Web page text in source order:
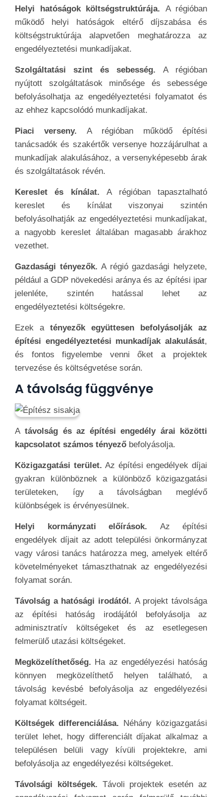
Helyi hatóságok költségstruktúrája. A régióban
működő helyi hatóságok eltérő díjszabása és
költségstruktúrája alapvetően meghatározza az
engedélyeztetési munkadíjakat.
Szolgáltatási szint és sebesség. A régióban
nyújtott szolgáltatások minősége és sebessége
befolyásolhatja az engedélyeztetési folyamatot és
az ehhez kapcsolódó munkadíjakat.
Piaci verseny. A régióban működő építési
tanácsadók és szakértők versenye hozzájárulhat a
munkadíjak alakulásához, a versenyképesebb árak
és szolgáltatások révén.
Kereslet és kínálat.A régióban tapasztalható
kereslet és kínálat viszonyai szintén
befolyásolhatják az engedélyeztetési munkadíjakat,
a nagyobb kereslet általában magasabb árakhoz
vezethet.
Gazdasági tényezők.A régió gazdasági helyzete,
például a GDP növekedési aránya és az építési ipar
jelenléte, szintén hatással lehet az
engedélyeztetési költségekre.
Ezek a tényezők együttesen befolyásolják az
építési engedélyeztetési munkadíjak alakulását,
és fontos figyelembe venni őket a projektek
tervezése és költségvetése során.
A távolság függvénye
A távolság és az építési engedély árai közötti
kapcsolatot számos tényező befolyásolja.
Közigazgatási terület.Az építési engedélyek díjai
gyakran különböznek a különböző közigazgatási
területeken, így a távolságban meglévő
különbségek is érvényesülnek.
Helyi kormányzati előírások. Az építési
engedélyek díjait az adott települési önkormányzat
vagy városi tanács határozza meg, amelyek eltérő
követelményeket támaszthatnak az engedélyezési
folyamat során.
Távolság a hatósági irodától. A projekt távolsága
az építési hatóság irodájától befolyásolja az
adminisztratív költségeket és az esetlegesen
felmerülő utazási költségeket.
Megközelíthetőség. Ha az engedélyezési hatóság
könnyen megközelíthető helyen található, a
távolság kevésbé befolyásolja az engedélyezési
folyamat költségeit.
Költségek differenciálása. Néhány közigazgatási
terület lehet, hogy differenciált díjakat alkalmaz a
településen belüli vagy kívüli projektekre, ami
befolyásolja az engedélyezési költségeket.
Távolsági költségek. Távoli projektek esetén az